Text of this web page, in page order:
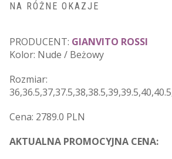
NA RÓŻNE OKAZJE
PRODUCENT: GIANVITO ROSSI
Kolor: Nude / Beżowy
Rozmiar:
Cena: 2789.0 PLN
AKTUALNA PROMOCYJNA CENA: